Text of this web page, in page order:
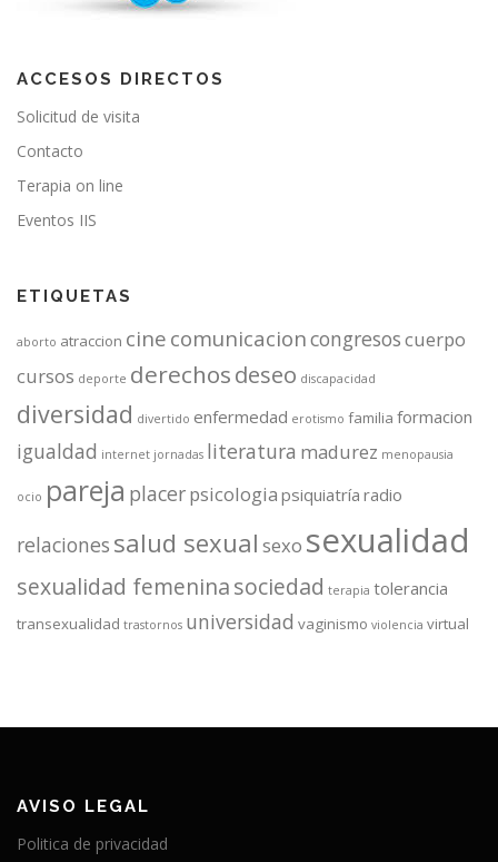
ACCESOS DIRECTOS
Solicitud de visita
Contacto
Terapia on line
Eventos IIS
ETIQUETAS
aborto atraccion cine comunicacioncongresoscuerpo
cursos deporte derechosdeseo discapacidad
diversidad divertido enfermedad erotismo familia formacion
igualdad internet jornadas literatura madurez menopausia
ocio pareja placerpsicologia psiquiatría radio
relaciones salud sexual sexo sexualidad
sexualidad femeninasociedad terapia tolerancia
transexualidad trastornos universidad vaginismo violencia virtual
AVISO LEGAL
Politica de privacidad